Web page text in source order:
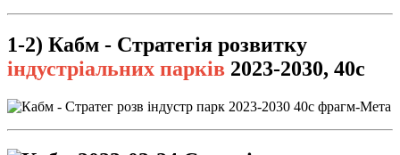
1-2) Кабм - Стратегія розвитку
індустріальних парків 2023-2030, 40с